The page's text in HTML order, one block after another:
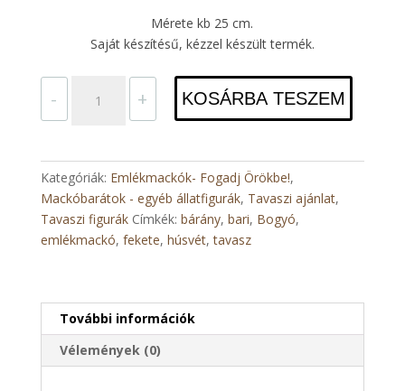
Mérete kb 25 cm.
Saját készítésű, kézzel készült termék.
-
mennyiség
+ KOSÁRBA TESZEM
Kategóriák: Emlékmackók- Fogadj Örökbe!,
Mackóbarátok - egyéb állatfigurák, Tavaszi ajánlat,
Tavaszi figurák Címkék: bárány, bari, Bogyó,
emlékmackó, fekete, húsvét,tavasz
További információk
Vélemények (0)